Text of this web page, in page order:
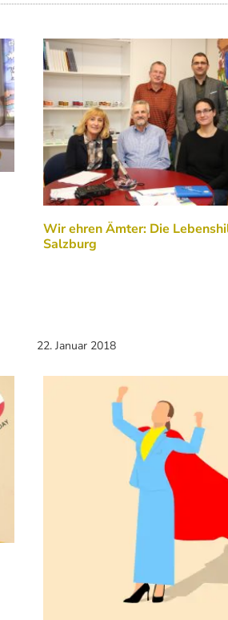
Wir ehren Ämter: Die
Salzburg
22. Januar 2018